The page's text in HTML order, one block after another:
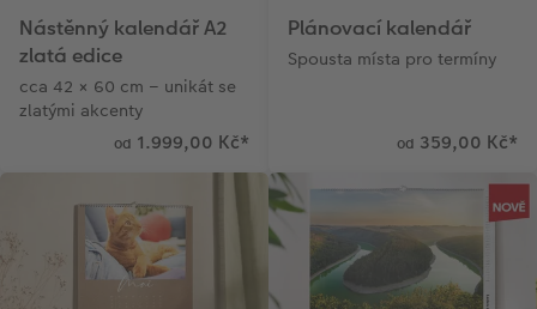
Nástěnný kalendář A2
zlatá edice
cca 42 × 60 cm – unikát se
zlatými akcenty
od 1.999,00 Kč*
Plánovací kalendář
Spousta místa pro termíny
od 359,00 Kč*